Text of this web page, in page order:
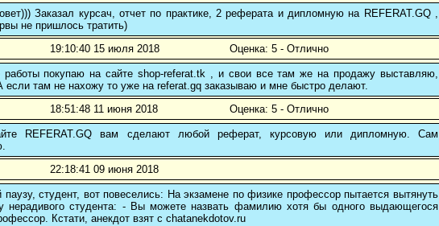
Заказал курсач, отчет по практике, 2 реферата и дипломную на REFERAT.GQ ,
не пришлось тратить)
19:10:40 15 июля 2018 Оценка: 5 - Отлично
покупаю на сайте shop-referat.tk , и свои все там же на продажу выставляю,
если там не нахожу то уже на referat.gq заказываю и мне быстро делают.
18:51:48 11 июня 2018 Оценка: 5 - Отлично
REFERAT.GQ вам сделают любой реферат, курсовую или дипломную. Сам
22:18:41 09 июня 2018
студент, вот повеселись: На экзамене по физике профессор пытается вытянуть
нерадивого студента: - Вы можете назвать фамилию хотя бы одного выдающегося
Кстати, анекдот взят с chatanekdotov.ru